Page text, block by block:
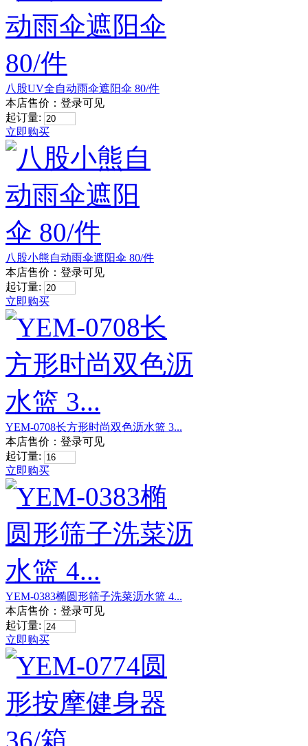
八股UV全自动雨伞遮阳伞 80/件
本店售价： 登录可见
起订量:
立即购买
八股小熊自动雨伞遮阳伞 80/件
本店售价： 登录可见
起订量:
立即购买
YEM-0708长方形时尚双色沥水篮 3...
本店售价： 登录可见
起订量:
立即购买
YEM-0383椭圆形筛子洗菜沥水篮 4...
本店售价： 登录可见
起订量:
立即购买